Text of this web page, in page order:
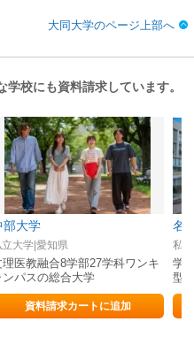
大同大学のページ上部へ
校にも資料請求しています。
部大学
大学|愛知県
理医教融合8学部27学科ワンキ
ンパスの総合大学
資料請求カートに追加
名
私
学
型
に